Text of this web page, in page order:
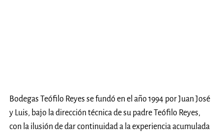
Bodegas Teófilo Reyes se fundó en el año 1994 por Juan José
y Luis, bajo la dirección técnica de su padre Teófilo Reyes,
con la ilusión de dar continuidad a la experiencia acumulada